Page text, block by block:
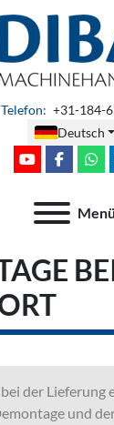
Telefon: +31-184-
Deutsch
youtubefacebook
Menü
der Lieferung
und